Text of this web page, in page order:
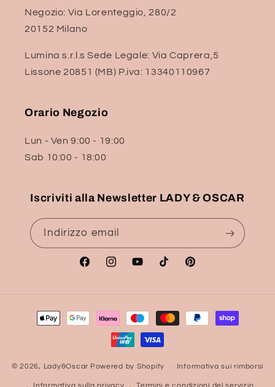
Negozio: Via Lorenteggio, 280/2
20152 Milano
Lumina s.r.l.s Sede Legale: Via Caprera,5
Lissone 20851 (MB) P.iva: 13340110967
Orario Negozio
Lun - Ven 9:00 - 19:00
Sab 10:00 - 18:00
Iscriviti alla Newsletter LADY & OSCAR
Indirizzo email
FacebookInstagramYouTubeTikTok Pinterest
Metodi
© 2026, Lady&Oscar Powered by Shopify Informativa sui rimborsi